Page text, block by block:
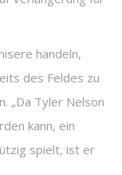
handeln,
des Feldes zu
„Da Tyler Nelson
kann, ein
spielt, ist er